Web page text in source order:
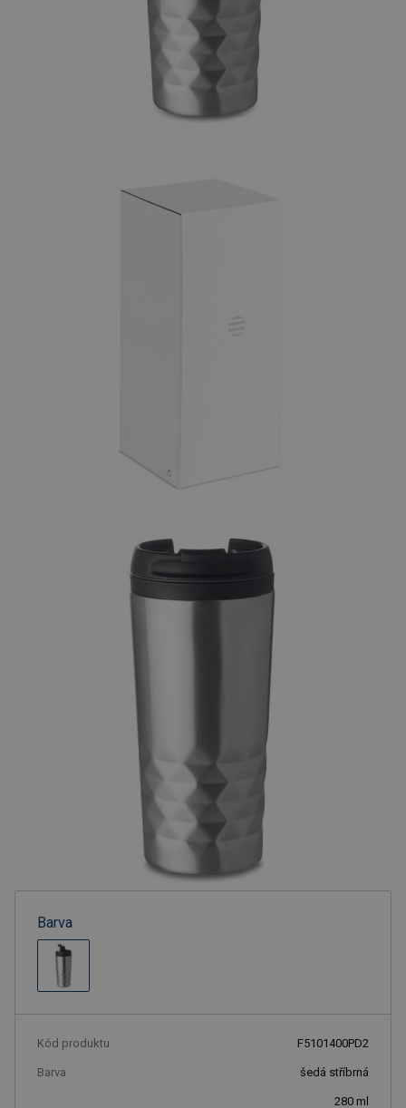
Barva
Kód produktu F5101400PD2
Barva šedá stříbrná
280 ml